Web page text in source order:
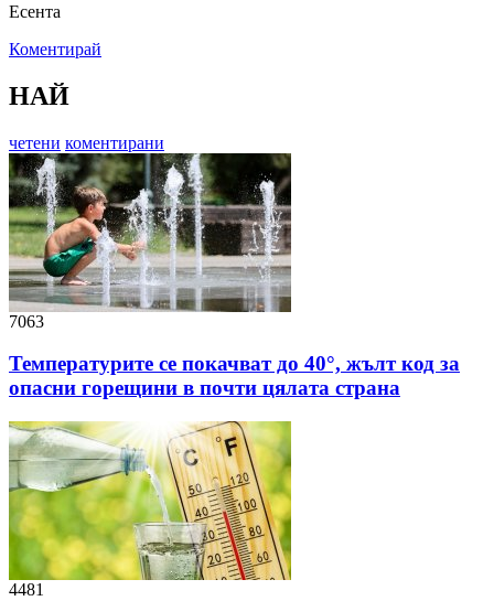
Есента
Коментирай
НАЙ
четени коментирани
7063
Температурите се покачват до 40°, жълт код за
опасни горещини в почти цялата страна
4481